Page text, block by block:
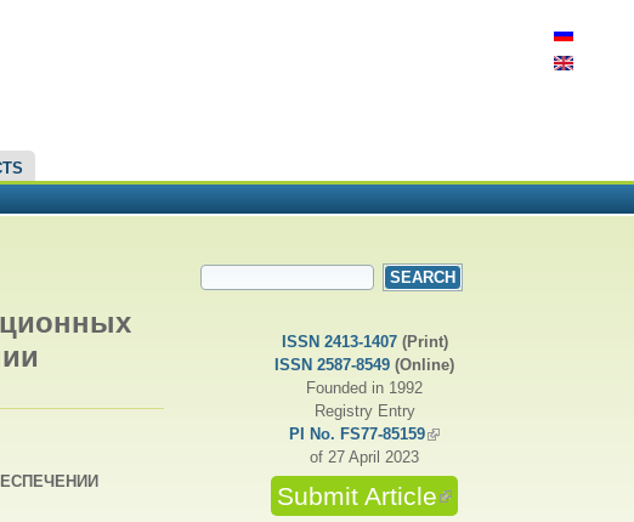
SEARCH FORM
ISSN 2413-1407(Print)
ISSN 2587-8549 (Online)
Founded in 1992
Registry Entry
PI No. FS77-85159(link is external)
of 27 April 2023
Submit Article(link is external)